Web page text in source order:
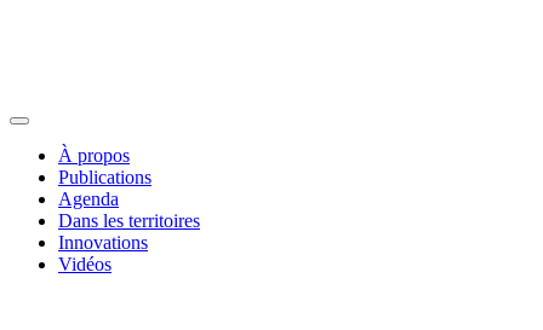
À propos
Publications
Agenda
Dans les territoires
Innovations
Vidéos